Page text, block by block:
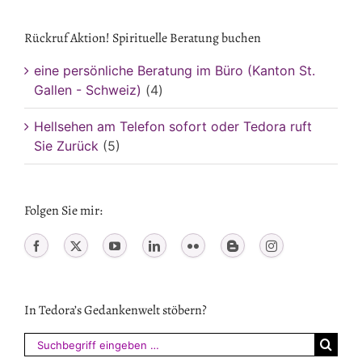
Rückruf Aktion! Spirituelle Beratung buchen
eine persönliche Beratung im Büro (Kanton St.
Gallen - Schweiz) (4)
Hellsehen am Telefon sofort oder Tedora ruft
Sie Zurück (5)
Folgen Sie mir:
In Tedora’s Gedankenwelt stöbern?
Suchen